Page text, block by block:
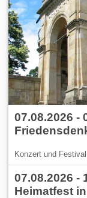
07.08.2026 -
Konzert und
07.08.2026 -
Heimatfest